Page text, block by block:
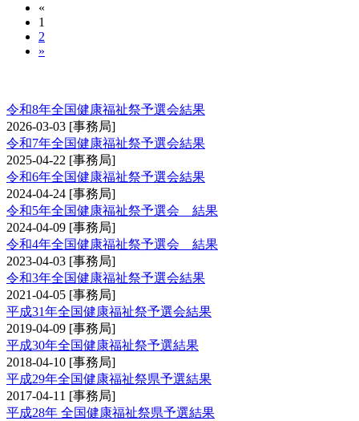
«
1
2
»
令和8年全国健康福祉祭予選会結果
2026-03-03 [事務局]
令和7年全国健康福祉祭予選会結果
2025-04-22 [事務局]
令和6年全国健康福祉祭予選会結果
2024-04-24 [事務局]
令和5年全国健康福祉祭予選会 結果
2024-04-09 [事務局]
令和4年全国健康福祉祭予選会 結果
2023-04-03 [事務局]
令和3年全国健康福祉祭予選会結果
2021-04-05 [事務局]
平成31年全国健康福祉祭予選会結果
2019-04-09 [事務局]
平成30年全国健康福祉祭予選結果
2018-04-10 [事務局]
平成29年全国健康福祉祭県予選結果
2017-04-11 [事務局]
平成28年 全国健康福祉祭県予選結果